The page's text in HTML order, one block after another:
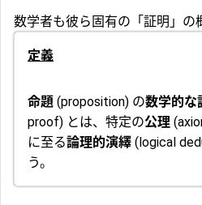
数学者も彼ら固有の「証明」の
定義
命題 (proposition) の数学的な
proof) とは、特定の公理
に至る論理的演繹 (logical
う。